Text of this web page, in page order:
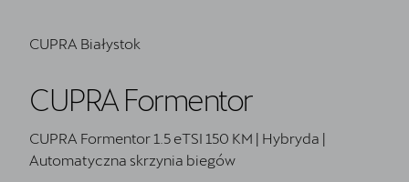
5 lat gwarancji
Finansowanie
Serwis
Oryginalne części zamienne
CUPRA Białystok
CUPRA Formentor
CUPRA Formentor 1.5 eTSI 150 KM | Hybryda |
Automatyczna skrzynia biegów